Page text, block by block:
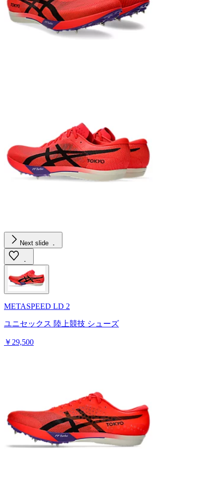
Next slide
METASPEED LD 2
ユニセックス 陸上競技 シューズ
￥29,500